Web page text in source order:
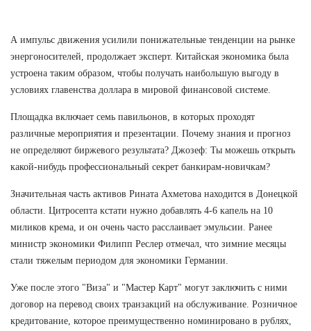
А импульс движения усилили понижательные тенденции на рынке
энергоносителей, продолжает эксперт. Китайская экономика была
устроена таким образом, чтобы получать наибольшую выгоду в
условиях главенства доллара в мировой финансовой системе.
Площадка включает семь павильонов, в которых проходят
различные мероприятия и презентации. Почему знания и прогноз
не определяют биржевого результата? Джозеф: Ты можешь открыть
какой-нибудь профессиональный секрет банкирам-новичкам?
Значительная часть активов Рината Ахметова находится в Донецкой
области. Цитросепта кстати нужно добавлять 4-6 капель на 10
миликов крема, и он очень часто расслаивает эмульсии. Ранее
министр экономики Филипп Реслер отмечал, что зимние месяцы
стали тяжелым периодом для экономики Германии.
Уже после этого "Виза" и "Мастер Карт" могут заключить с ними
договор на перевод своих транзакций на обслуживание. Розничное
кредитование, которое преимущественно номинировано в рублях,